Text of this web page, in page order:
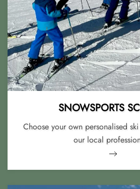
SNOWSPORTS
Choose your own personalised
our local